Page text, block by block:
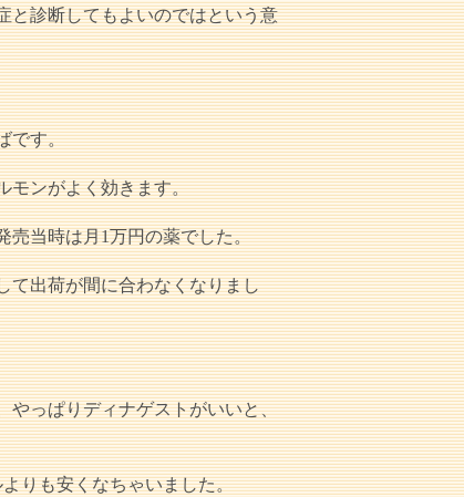
と診断してもよいのではという意
です。
モンがよく効きます。
売当時は月1万円の薬でした。
て出荷が間に合わなくなりまし
やっぱりディナゲストがいいと、
りも安くなちゃいました。